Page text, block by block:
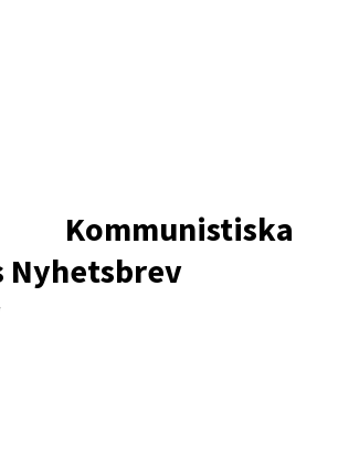
Kommunistiska
Nyhetsbrev